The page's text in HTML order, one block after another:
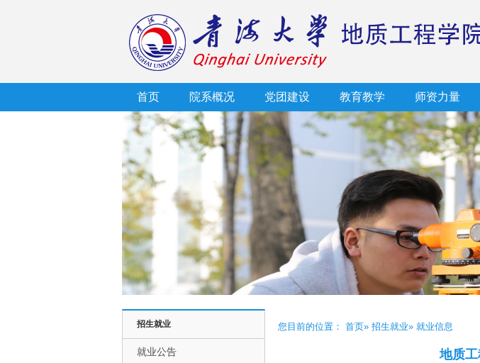
首页 院系概况 党团建设 教育教学 师资力量
招生就业
就业公告
您目前的位置： 首页» 招生就业» 就业信息
地质